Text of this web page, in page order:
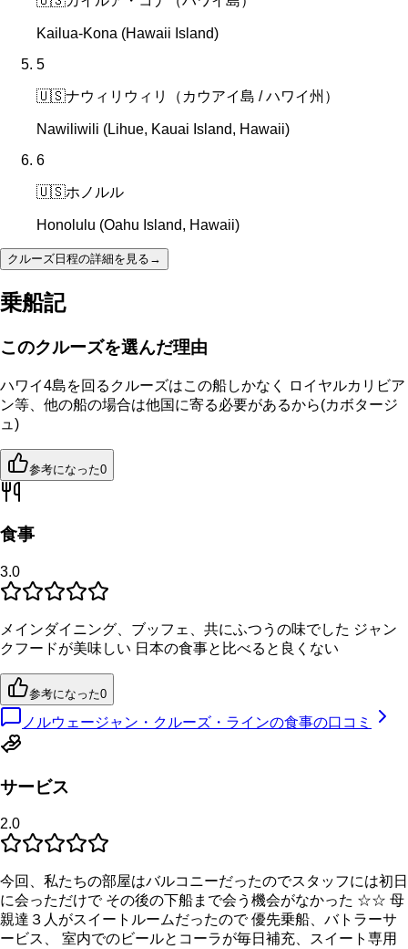
Kailua-Kona (Hawaii Island)
5
🇺🇸ナウィリウィリ（カウアイ島 / ハワイ州）
Nawiliwili (Lihue, Kauai Island, Hawaii)
6
🇺🇸ホノルル
Honolulu (Oahu Island, Hawaii)
クルーズ日程の詳細を見る →
乗船記
このクルーズを選んだ理由
ハワイ4島を回るクルーズはこの船しかなく ロイヤルカリビア
ン等、他の船の場合は他国に寄る必要があるから(カボタージ
ュ)
参考になった0
食事
3.0
メインダイニング、ブッフェ、共にふつうの味でした ジャン
クフードが美味しい 日本の食事と比べると良くない
参考になった0
ノルウェージャン・クルーズ・ラインの食事の口コミ
サービス
2.0
今回、私たちの部屋はバルコニーだったのでスタッフには初日
に会っただけで その後の下船まで会う機会がなかった ☆☆ 母
親達３人がスイートルームだったので 優先乗船、バトラーサ
ービス、 室内でのビールとコーラが毎日補充、スイート専用